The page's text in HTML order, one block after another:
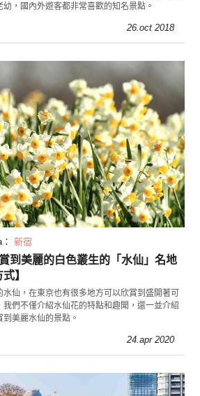
，國內外遊客都非常喜歡的知名景點。
26.oct 2018
新宿
到美麗的白色叢生的「水仙」名地
】
仙，在東京也有很多地方可以欣賞到盛開著可
們不僅介紹水仙花的特點和趣聞，還一並介紹
美麗水仙的景點。
24.apr 2020